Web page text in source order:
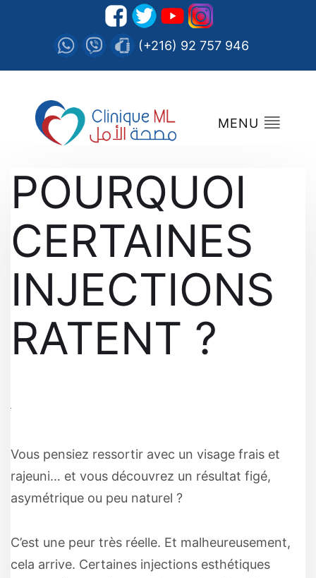
(+216) 92 757 946
MENU
POURQUOI
CERTAINES
INJECTIONS
RATENT ?
Vous pensiez ressortir avec un visage frais et
rajeuni… et vous découvrez un résultat figé,
asymétrique ou peu naturel ?
C’est une peur très réelle. Et malheureusement,
cela arrive. Certaines injections esthétiques